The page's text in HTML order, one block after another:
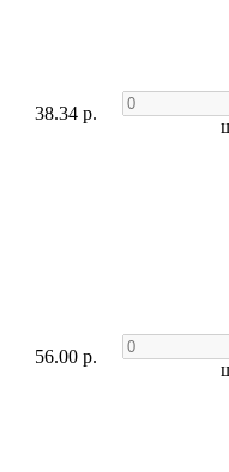
38.34 р.
56.00 р.